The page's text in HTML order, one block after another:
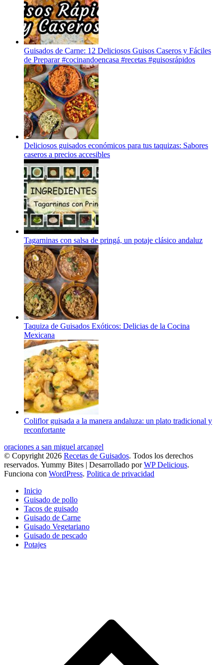
Guisados de Carne: 12 Deliciosos Guisos Caseros y Fáciles
de Preparar #cocinandoencasa #recetas #guisosrápidos
Deliciosos guisados económicos para tus taquizas: Sabores
caseros a precios accesibles
Tagarninas con salsa de pringá, un potaje clásico andaluz
Taquiza de Guisados Exóticos: Delicias de la Cocina
Mexicana
Coliflor guisada a la manera andaluza: un plato tradicional y
reconfortante
oraciones a san miguel arcangel
© Copyright 2026 Recetas de Guisados. Todos los derechos
reservados. Yummy Bites | Desarrollado porWP Delicious.
Funciona con WordPress. Politica de privacidad
Inicio
Guisado de pollo
Tacos de guisado
Guisado de Carne
Guisado Vegetariano
Guisado de pescado
Potajes